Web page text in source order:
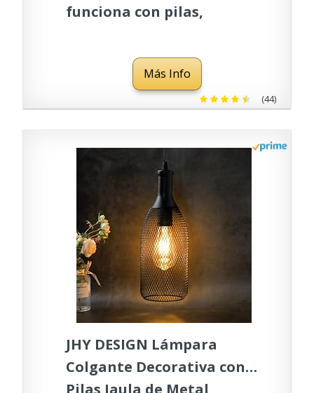
funciona con pilas,
mando a distancia para
interior/exterior 300 lm
regulable 6500K para
corredor
Más Info
(44)
JHY DESIGN Lámpara
Colgante Decorativa con